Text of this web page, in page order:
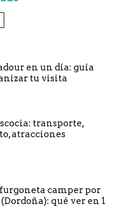
en un día: guía
tu visita
transporte,
atracciones
camper por
qué ver en 1